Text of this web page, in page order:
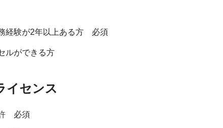
経験が2年以上ある方 必須
ルができる方
イセンス
必須